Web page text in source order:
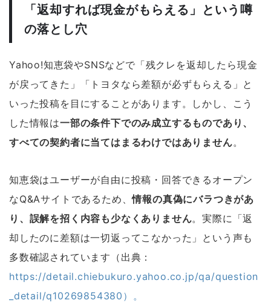
「返却すれば現金がもらえる」という噂
の落とし穴
Yahoo!知恵袋やSNSなどで「残クレを返却したら現金
が戻ってきた」「トヨタなら差額が必ずもらえる」と
いった投稿を目にすることがあります。しかし、こう
した情報は一部の条件下でのみ成立するものであり、
すべての契約者に当てはまるわけではありません。
知恵袋はユーザーが自由に投稿・回答できるオープン
なQ&Aサイトであるため、情報の真偽にバラつきがあ
り、誤解を招く内容も少なくありません。実際に「返
却したのに差額は一切返ってこなかった」という声も
多数確認されています（出典：
https://detail.chiebukuro.yahoo.co.jp/qa/question
_detail/q10269854380）。